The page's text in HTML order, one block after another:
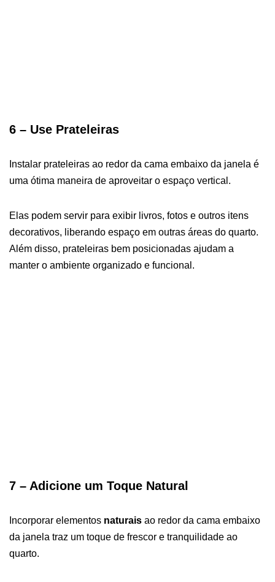
6 – Use Prateleiras
Instalar prateleiras ao redor da cama embaixo da janela é
uma ótima maneira de aproveitar o espaço vertical.
Elas podem servir para exibir livros, fotos e outros itens
decorativos, liberando espaço em outras áreas do quarto.
Além disso, prateleiras bem posicionadas ajudam a
manter o ambiente organizado e funcional.
7 – Adicione um Toque Natural
Incorporar elementos naturais ao redor da cama embaixo
da janela traz um toque de frescor e tranquilidade ao
quarto.